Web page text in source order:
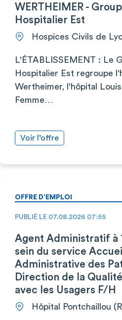
WERTHEIMER -
Hospitalier Est
Hospices Civils de
L'ÉTABLISSEMENT : Le
Hospitalier Est regroupe
Wertheimer, l'hôpital
Femme…
Voir l’offre
OFFRE D’EMPLOI
PUBLIÉ LE 07.08.2026 07:55
Agent Administratif à
sein du service
Administrative des
Direction de la
avec les Usagers F/H
Hôpital Pontchaillou